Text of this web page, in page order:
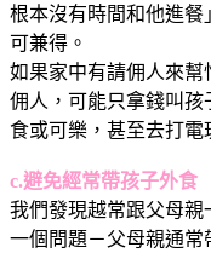
根本沒有時間和他進
可兼得。
如果家中有請佣人來
佣人，可能只拿錢叫
食或可樂，甚至去打電
c.避免經常帶孩子外食
我們發現越常跟父母
一個問題－父母親通